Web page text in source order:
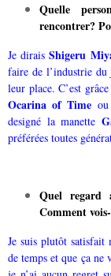
Quelle
rencontrer?
Je diraisShigeru
faire de l’industrie
leur place. C’est
Ocarina of Time ou
designé la manette
préférées toutes
Quel regard
Comment
Je suis plutôt satisfait
de temps et que ça ne